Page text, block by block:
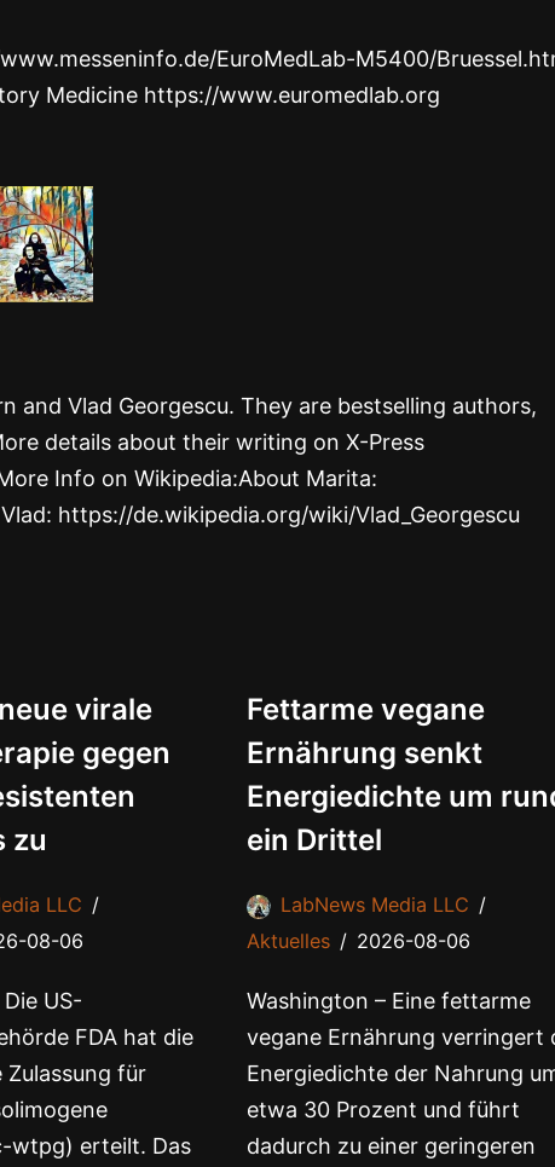
EuroMedLab-M5400/
Medicine https://www.euromedlab.org
and Vlad Georgescu. They are bestselling authors,
details about their writing on X-Press
Info on Wikipedia:About Marita:
https://de.wikipedia.org/wiki/Vlad_Georgescu
virale
gegen
zu
LLC
08-06
US-
FDA hat die
Zulassung für
wtpg) erteilt. Das
Fettarme vegane
Ernährung senkt
Energiedichte um
ein Drittel
LabNews Media LLC
Aktuelles
2026-08-06
Washington – Eine fettarme
vegane Ernährung verringert
Energiedichte der Nahrung
etwa 30 Prozent und führt
dadurch zu einer geringeren